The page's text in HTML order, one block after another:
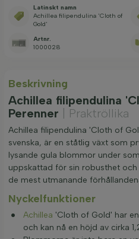
Latinskt namn
Achillea filipendulina 'Cloth of
Gold'
Artnr.
1000028
Beskrivning
Achillea filipendulina
Perenner
| Praktröllika
Achillea filipendulina 'Cloth of
svenska, är en ståtlig växt som
lysande gula blommor under
uppskattad för sin robusthet
de mest utmanande
Nyckelfunktioner
Achillea 'Cloth of Gold' har
och kan nå en höjd av cirka